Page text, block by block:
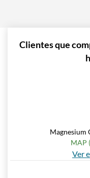
Clientes que
Magnesium
MAP (
Ver